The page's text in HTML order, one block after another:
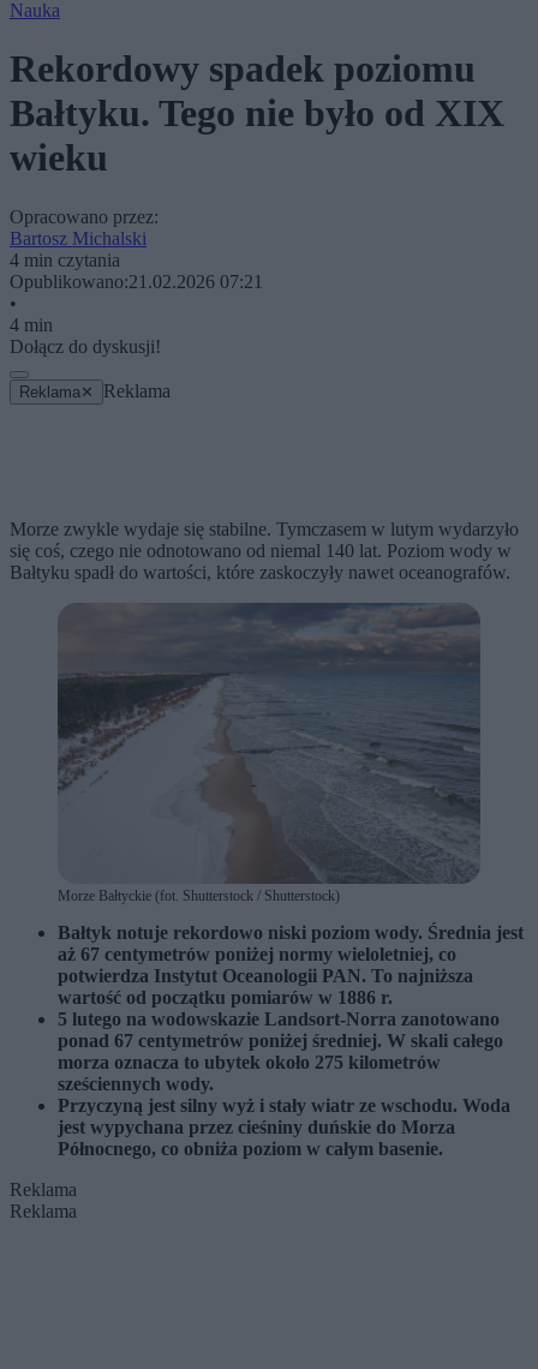
Nauka
Rekordowy spadek poziomu
Bałtyku. Tego nie było od XIX
wieku
Opracowano przez:
Bartosz Michalski
4 min czytania
Opublikowano:21.02.2026 07:21
•
4 min
Dołącz do dyskusji!
Reklama ✕ Reklama
Morze zwykle wydaje się stabilne. Tymczasem w lutym wydarzyło
się coś, czego nie odnotowano od niemal 140 lat. Poziom wody w
Bałtyku spadł do wartości, które zaskoczyły nawet oceanografów.
Morze Bałtyckie (fot. Shutterstock / Shutterstock)
Bałtyk notuje rekordowo niski poziom wody. Średnia jest
aż 67 centymetrów poniżej normy wieloletniej, co
potwierdza Instytut Oceanologii PAN. To najniższa
wartość od początku pomiarów w 1886 r.
5 lutego na wodowskazie Landsort-Norra zanotowano
ponad 67 centymetrów poniżej średniej. W skali całego
morza oznacza to ubytek około 275 kilometrów
sześciennych wody.
Przyczyną jest silny wyż i stały wiatr ze wschodu. Woda
jest wypychana przez cieśniny duńskie do Morza
Północnego, co obniża poziom w całym basenie.
Reklama
Reklama